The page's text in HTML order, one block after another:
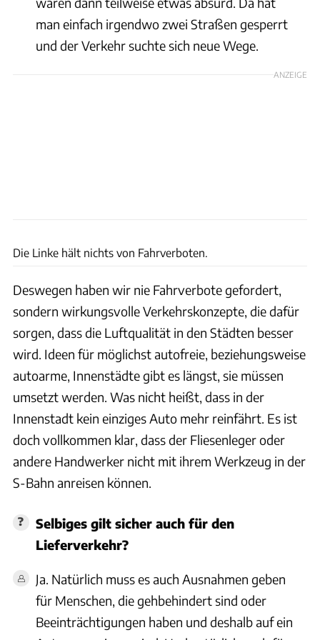
man einfach irgendwo zwei Straßen gesperrt
und der Verkehr suchte sich neue Wege.
ANZEIGE
Die Linke hält nichts von Fahrverboten.
Deswegen haben wir nie Fahrverbote gefordert,
sondern wirkungsvolle Verkehrskonzepte, die dafür
sorgen, dass die Luftqualität in den Städten besser
wird. Ideen für möglichst autofreie, beziehungsweise
autoarme, Innenstädte gibt es längst, sie müssen
umsetzt werden. Was nicht heißt, dass in der
Innenstadt kein einziges Auto mehr reinfährt. Es ist
doch vollkommen klar, dass der Fliesenleger oder
andere Handwerker nicht mit ihrem Werkzeug in der
S-Bahn anreisen können.
Selbiges gilt sicher auch für den
Lieferverkehr?
Ja. Natürlich muss es auch Ausnahmen geben
für Menschen, die gehbehindert sind oder
Beeinträchtigungen haben und deshalb auf ein